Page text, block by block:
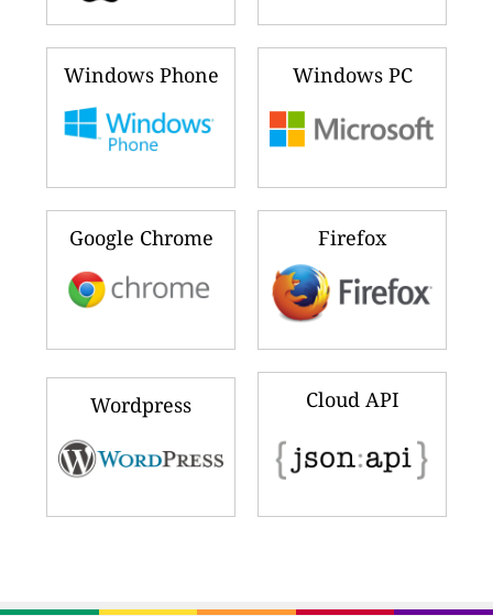
Windows Phone Windows PC
Google Chrome Firefox
Wordpress Cloud API